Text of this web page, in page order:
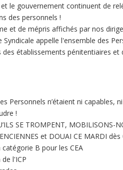
le gouvernement continuent de
des personnels !
et de mépris affichés par nos
appelle l'ensemble des
établissements pénitentiaires et
Personnels n’étaient ni capables,
!
SE TROMPENT, MOBILISONS-
et DOUAI CE MARDI dès
B pour les CEA
l'ICP